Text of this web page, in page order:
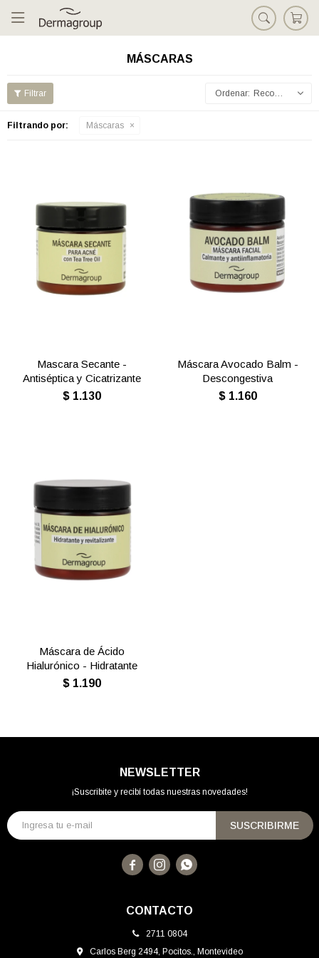

MÁSCARAS
Recomendados
Filtrando por: Máscaras
Mascara Secante -
Antiséptica y Cicatrizante
$ 1.130
Máscara Avocado Balm -
Descongestiva
$ 1.160
Máscara de Ácido
Hialurónico - Hidratante
$ 1.190
CONTACTO
2711 0804
Carlos Berg 2494, Pocitos., Montevideo
NEWSLETTER
¡Suscribite y recibí todas nuestras novedades!
SUSCRIBIRME
  